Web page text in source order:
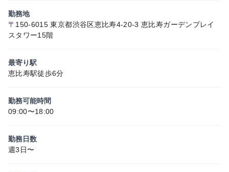
勤務地
〒150-6015 東京都渋谷区恵比寿4-20-3 恵比寿ガーデンプレイ
スタワー15階
最寄り駅
恵比寿駅徒歩6分
勤務可能時間
09:00〜18:00
勤務日数
週3日〜